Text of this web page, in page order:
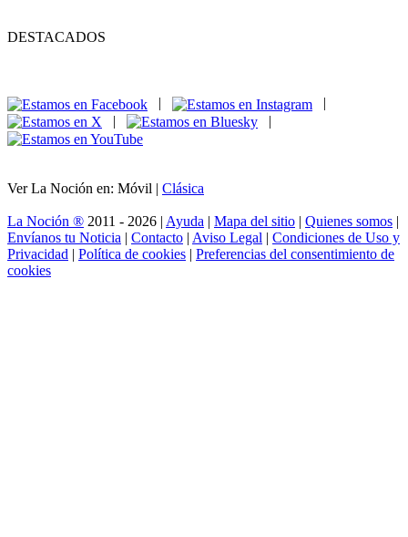
DESTACADOS
|
|
Ver La Noción en: Móvil | Clásica
La Noción ® 2011 - 2026 | Ayuda | Mapa del sitio | Quienes somos |
Envíanos tu Noticia | Contacto | Aviso Legal | Condiciones de Uso y
Privacidad | Política de cookies | Preferencias del consentimiento de
cookies